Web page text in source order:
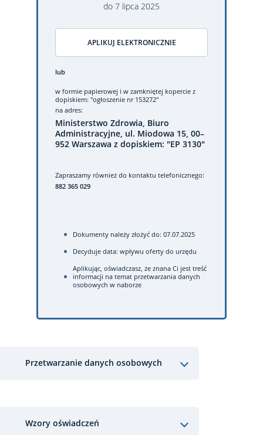
do 7 lipca 2025
APLIKUJ ELEKTRONICZNIE
lub
w formie papierowej i w zamkniętej kopercie z
dopiskiem: "ogłoszenie nr 153272"
na adres:
Ministerstwo Zdrowia, Biuro
Administracyjne, ul. Miodowa 15, 00–
952 Warszawa z dopiskiem: "EP 3130"
Zapraszamy również do kontaktu telefonicznego:
882 365 029
Dokumenty należy złożyć do: 07.07.2025
Decyduje data: wpływu oferty do urzędu
Aplikując, oświadczasz, że znana Ci jest treść
informacji na temat przetwarzania danych
osobowych w naborze
Przetwarzanie danych osobowych
Wzory oświadczeń